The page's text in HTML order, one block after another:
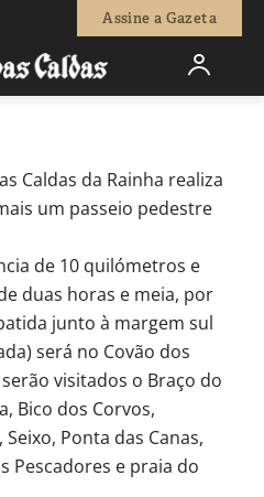
Assine a Gazeta
0
Caldas da Rainha realiza
um passeio pedestre
de 10 quilómetros e
duas horas e meia, por
junto à margem sul
será no Covão dos
visitados o Braço do
Bico dos Corvos,
Ponta das Canas,
Pescadores e praia do